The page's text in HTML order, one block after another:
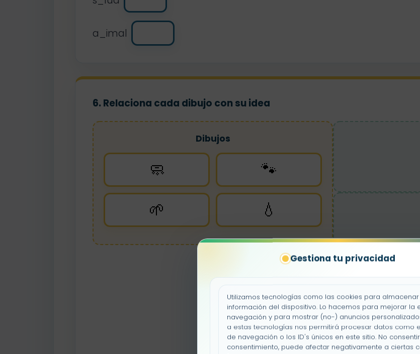
Gestiona tu privacidad
Utilizamos tecnologías como las cookies para almacenar
información del dispositivo. Lo hacemos para mejorar la
navegación y para mostrar (no-) anuncios
a estas tecnologías nos permitirá procesar datos como
de navegación o los ID's únicos en este sitio. No
consentimiento, puede afectar negativamente a ciertas
a_imal
6. Relaciona cada dibujo con su idea
Dibujos
🧼
🐾
🌱
💧